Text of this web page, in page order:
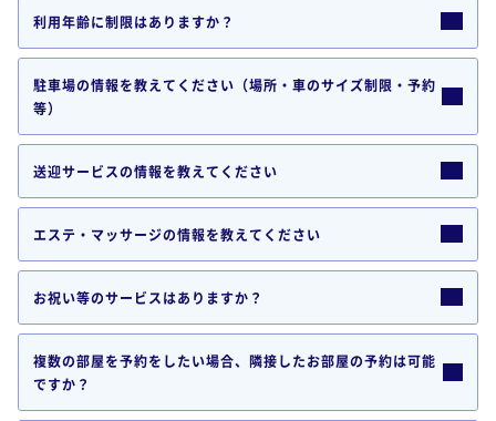
利用年齢に制限はありますか？
駐車場の情報を教えてください（場所・車のサイズ制限・予約
等）
送迎サービスの情報を教えてください
エステ・マッサージの情報を教えてください
お祝い等のサービスはありますか？
複数の部屋を予約をしたい場合、隣接したお部屋の予約は可能
ですか？